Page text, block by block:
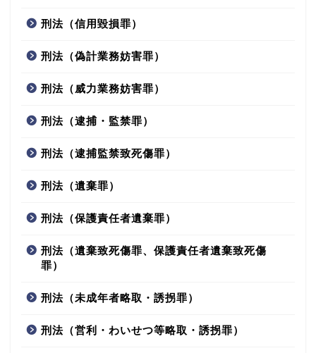
刑法（信用毀損罪）
刑法（偽計業務妨害罪）
刑法（威力業務妨害罪）
刑法（逮捕・監禁罪）
刑法（逮捕監禁致死傷罪）
刑法（遺棄罪）
刑法（保護責任者遺棄罪）
刑法（遺棄致死傷罪、保護責任者遺棄致死傷
罪）
刑法（未成年者略取・誘拐罪）
刑法（営利・わいせつ等略取・誘拐罪）